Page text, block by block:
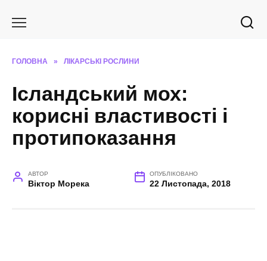
ГОЛОВНА » ЛІКАРСЬКІ РОСЛИНИ
Ісландський мох:
корисні властивості і
протипоказання
АВТОР
Віктор Морека
ОПУБЛІКОВАНО
22 Листопада, 2018